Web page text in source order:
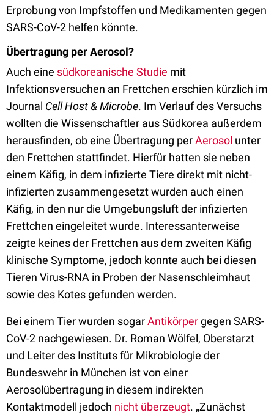
Erprobung von Impfstoffen und Medikamenten gegen
SARS-CoV-2 helfen könnte.
Übertragung per Aerosol?
Auch eine südkoreanische Studie mit
Infektionsversuchen an Frettchen erschien kürzlich im
Journal Cell Host & Microbe. Im Verlauf des Versuchs
wollten die Wissenschaftler aus Südkorea außerdem
herausfinden, ob eine Übertragung perAerosol unter
den Frettchen stattfindet. Hierfür hatten sie neben
einem Käfig, in dem infizierte Tiere direkt mit nicht-
infizierten zusammengesetzt wurden auch einen
Käfig, in den nur die Umgebungsluft der infizierten
Frettchen eingeleitet wurde. Interessanterweise
zeigte keines der Frettchen aus dem zweiten Käfig
klinische Symptome, jedoch konnte auch bei diesen
Tieren Virus-RNA in Proben der Nasenschleimhaut
sowie des Kotes gefunden werden.
Bei einem Tier wurden sogarAntikörpergegen SARS-
CoV-2 nachgewiesen. Dr. Roman Wölfel, Oberstarzt
und Leiter des Instituts für Mikrobiologie der
Bundeswehr in München ist von einer
Aerosolübertragung in diesem indirekten
Kontaktmodell jedoch nicht überzeugt. „Zunächst